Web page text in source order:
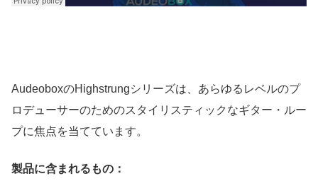
AudeoboxのHighstrungシリーズは、あらゆるレベルのプ
ロデューサーのためのスタイリスティックなギター・ルー
プに焦点を当てています。
製品に含まれるもの：